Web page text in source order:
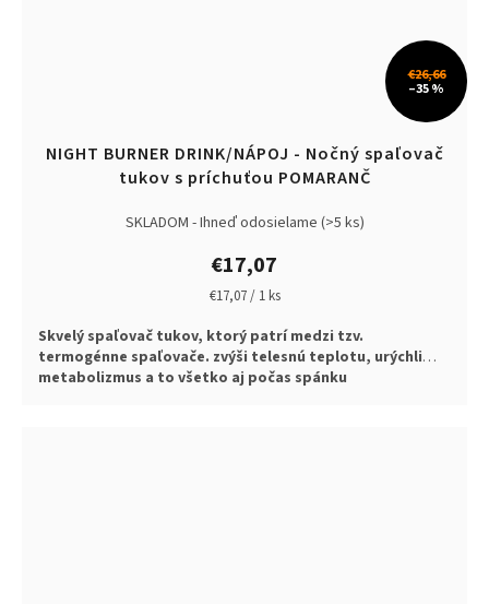
€26,66
–35 %
NIGHT BURNER DRINK/NÁPOJ - Nočný spaľovač
tukov s príchuťou POMARANČ
SKLADOM - Ihneď odosielame (>5 ks)
€17,07
Jednotková
€17,07 / 1 ks
Skvelý spaľovač tukov, ktorý patrí medzi tzv.
termogénne spaľovače. zvýši telesnú teplotu, urýchli
metabolizmus a to všetko aj počas spánku